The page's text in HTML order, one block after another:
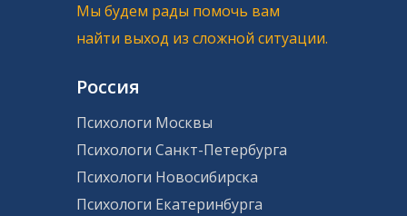
Мы будем рады помочь вам
найти выход из сложной ситуации.
Россия
Психологи Москвы
Психологи Санкт-Петербурга
Психологи Новосибирска
Психологи Екатеринбурга